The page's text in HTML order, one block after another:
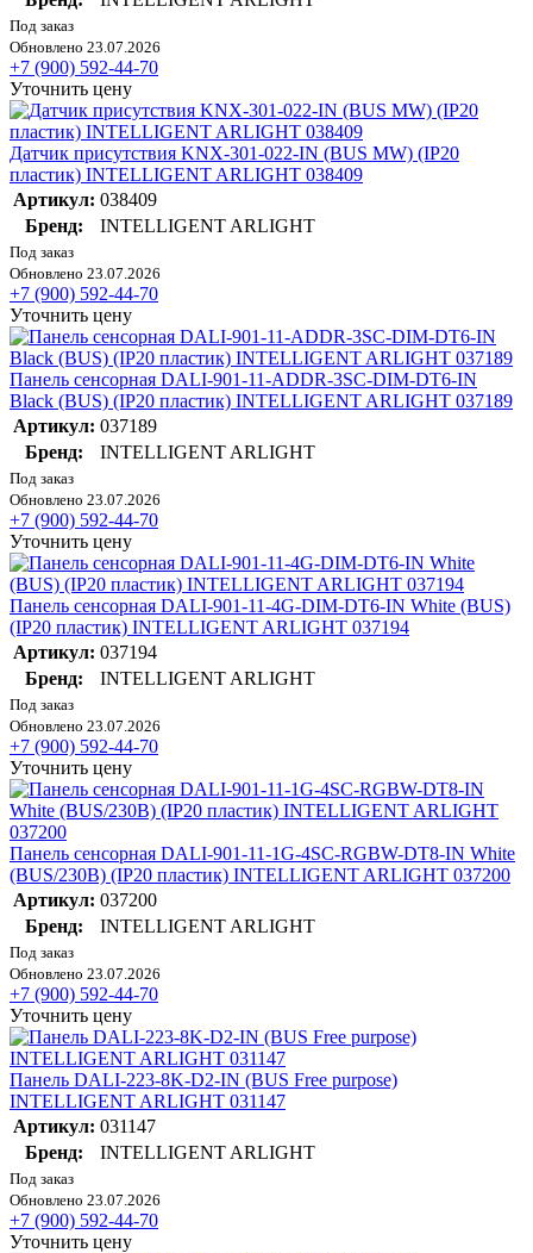
Под заказ
Обновлено 23.07.2026
+7 (900) 592-44-70
Уточнить цену
Датчик присутствия KNX-301-022-IN (BUS MW) (IP20
пластик) INTELLIGENT ARLIGHT 038409
Артикул: 038409
Бренд:
INTELLIGENT ARLIGHT
Под заказ
Обновлено 23.07.2026
+7 (900) 592-44-70
Уточнить цену
Панель сенсорная DALI-901-11-ADDR-3SC-DIM-DT6-IN
Black (BUS) (IP20 пластик) INTELLIGENT ARLIGHT 037189
Артикул: 037189
Бренд:
INTELLIGENT ARLIGHT
Под заказ
Обновлено 23.07.2026
+7 (900) 592-44-70
Уточнить цену
Панель сенсорная DALI-901-11-4G-DIM-DT6-IN White (BUS)
(IP20 пластик) INTELLIGENT ARLIGHT 037194
Артикул: 037194
Бренд:
INTELLIGENT ARLIGHT
Под заказ
Обновлено 23.07.2026
+7 (900) 592-44-70
Уточнить цену
Панель сенсорная DALI-901-11-1G-4SC-RGBW-DT8-IN White
(BUS/230В) (IP20 пластик) INTELLIGENT ARLIGHT 037200
Артикул: 037200
Бренд:
INTELLIGENT ARLIGHT
Под заказ
Обновлено 23.07.2026
+7 (900) 592-44-70
Уточнить цену
Панель DALI-223-8K-D2-IN (BUS Free purpose)
INTELLIGENT ARLIGHT 031147
Артикул: 031147
Бренд:
INTELLIGENT ARLIGHT
Под заказ
Обновлено 23.07.2026
+7 (900) 592-44-70
Уточнить цену